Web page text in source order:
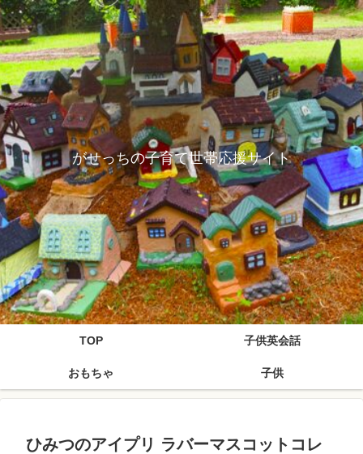
がせっちの子育て世帯応援サイト
TOP 子供英会話
おもちゃ 子供
ひみつのアイプリ ラバーマスコットコレ